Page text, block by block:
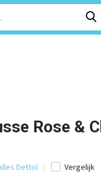
Rose &
Dettol Vergelijk